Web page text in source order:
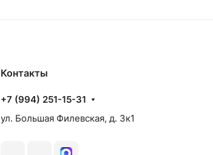
Контакты
+7 (994) 251-15-31
ул. Большая Филевская, д. 3к1